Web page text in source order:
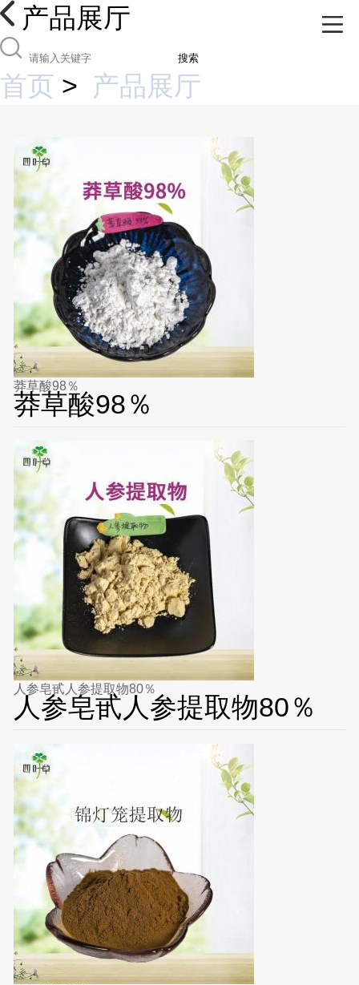
产品展厅
搜索
首页 > 产品展厅
莽草酸98％
莽草酸98％
人参皂甙人参提取物80％
人参皂甙人参提取物80％